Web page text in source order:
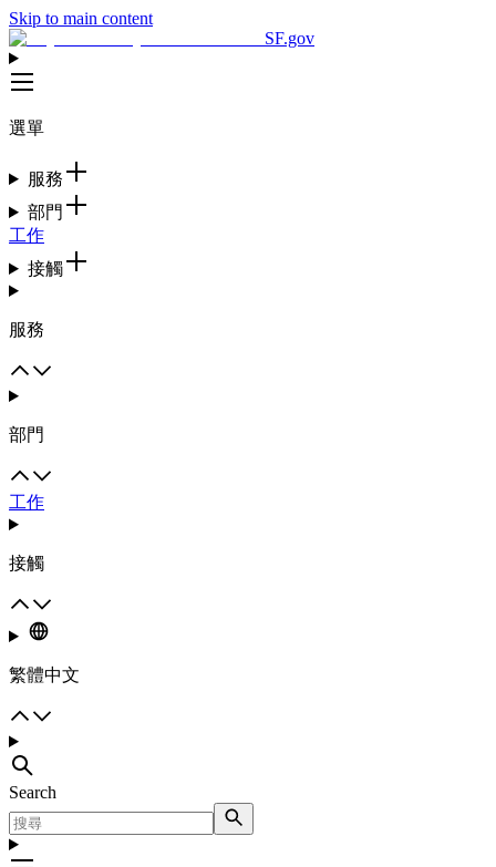
Skip to main content
SF.gov
選單
服務
部門
工作
接觸
服務
部門
工作
接觸
繁體中文
Search